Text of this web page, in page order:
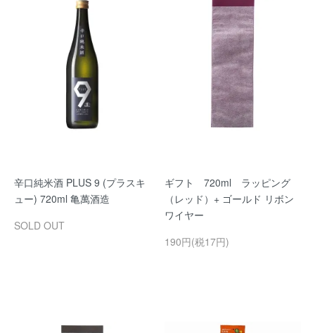
辛口純米酒 PLUS 9 (プラスキ
ュー) 720ml 亀萬酒造
SOLD OUT
ギフト 720ml ラッピング
（レッド）+ ゴールド リボン
ワイヤー
190円(税17円)